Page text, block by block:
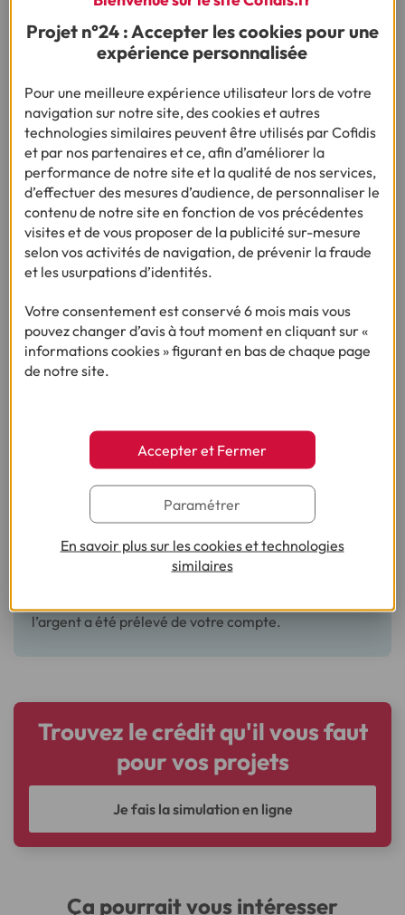
Votre nom ainsi que vos coordonnées bancaires précises
Une description du prélèvement automatique : nom de
l’organisme concerné, montant du prélèvement, date du
Une demande d’annulation
La date à laquelle cette annulation doit prendre effet
Quels sont les délais pour
contester un prélèvement SEPA
autorisé ?
Vous avez la possibilité de contester un prélèvement y
Dans le cas d’une contestation d’un prélèvement SEPA
autorisé, vous êtes tenue(e) de vous rapprocher de votre
banque dans un délai de huit semaines maximum après que
le prélèvement a été effectué sur votre compte.
de remboursement.
En cas d’acte frauduleux, on parle également
l’argent a été prélevé de votre compte.
Trouvez le crédit qu'il vous faut
pour vos projets
Je fais la simulation en ligne
Ça pourrait vous intéresser
Projet n°24 : Accepter les cookies pour une
expérience personnalisée
Pour une meilleure expérience utilisateur lors de votre
navigation sur notre site, des cookies et autres
technologies similaires peuvent être utilisés par Cofidis
et par nos partenaires et ce, afin d’améliorer la
performance de notre site et la qualité de nos services,
d’effectuer des mesures d’audience, de personnaliser le
contenu de notre site en fonction de vos précédentes
visites et de vous proposer de la publicité sur-mesure
selon vos activités de navigation, de prévenir la fraude
et les usurpations d’identités.
Votre consentement est conservé 6 mois mais vous
pouvez changer d’avis à tout moment en cliquant sur «
informations cookies » figurant en bas de chaque page
de notre site.
Accepter et Fermer
Paramétrer
En savoir plus sur les cookies et technologies
similaires